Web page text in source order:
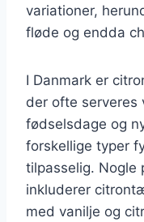
variationer,
fløde og endda
I Danmark er
der ofte serveres
fødselsdage og
forskellige typer
tilpasselig.
inkluderer
med vanilje og